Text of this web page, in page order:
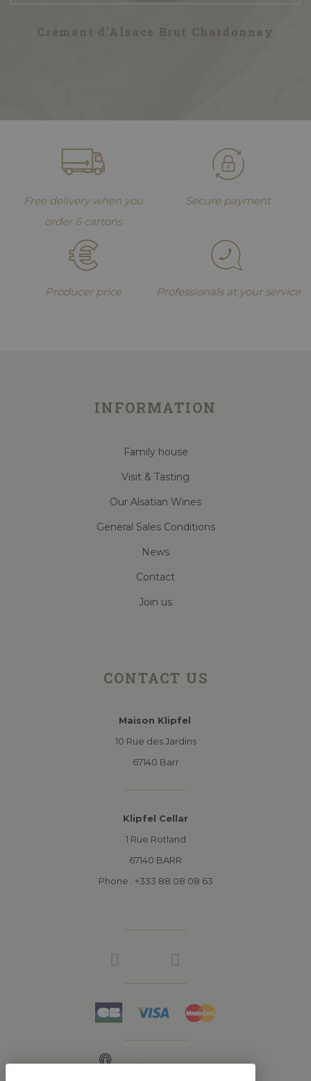
Crémant d'Alsace Brut Chardonnay
Free delivery when you
order 6 cartons
Secure payment
Producer price Professionals at your service
INFORMATION
Family house
Visit & Tasting
Our Alsatian Wines
General Sales Conditions
News
Contact
Join us
CONTACT US
Maison Klipfel
10 Rue des Jardins
67140 Barr
Klipfel Cellar
1 Rue Rotland
67140 BARR
Phone : +333 88 08 08 63
Click & Collect